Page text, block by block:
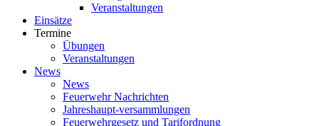
Veranstaltungen
Einsätze
Termine
Übungen
Veranstaltungen
News
News
Feuerwehr Nachrichten
Jahreshaupt-versammlungen
Feuerwehrgesetz und Tarifordnung